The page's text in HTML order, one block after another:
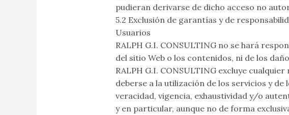
pudieran derivarse de dicho acceso no
5.2 Exclusión de garantías y de
Usuarios
RALPH G.I. CONSULTING no se hará
del sitio Web o los contenidos, ni de los
RALPH G.I. CONSULTING excluye
deberse a la utilización de los servicios y
veracidad, vigencia, exhaustividad y/o
y en particular, aunque no de forma